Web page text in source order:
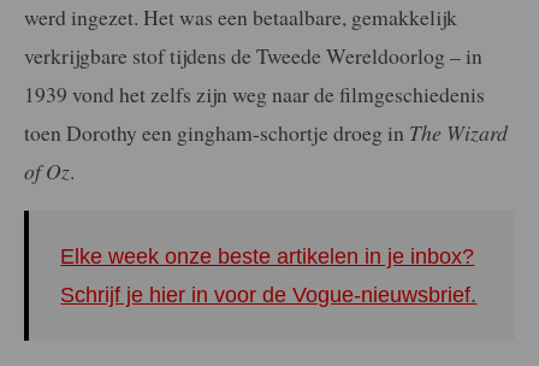
werd ingezet. Het was een betaalbare, gemakkelijk
verkrijgbare stof tijdens de Tweede Wereldoorlog – in
1939 vond het zelfs zijn weg naar de filmgeschiedenis
toen Dorothy een gingham-schortje droeg in The Wizard
of Oz.
Elke week onze beste artikelen in je inbox?
Schrijf je hier in voor de Vogue-nieuwsbrief.